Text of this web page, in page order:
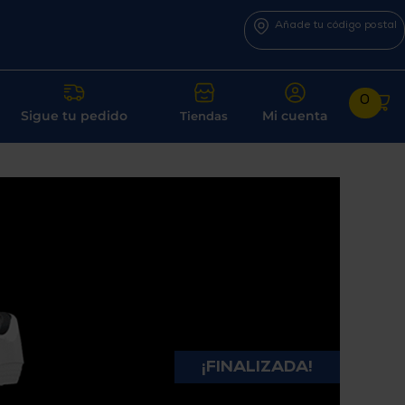
Añade tu código postal
Sigue tu pedido Tiendas Mi cuenta
0
¡FINALIZADA!